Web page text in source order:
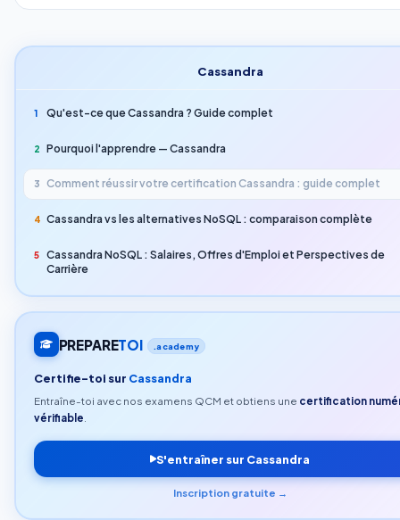
Cassandra
1 Qu'est-ce que Cassandra ? Guide complet
2 Pourquoi l'apprendre — Cassandra
3 Comment réussir votre certification Cassandra : guide complet
4 Cassandra vs les alternatives NoSQL : comparaison complète
5
Cassandra NoSQL : Salaires, Offres d'Emploi et Perspectives de
Carrière
PREPARETOI .academy
Certifie-toi sur Cassandra
Entraîne-toi avec nos examens QCM et obtiens une certification
vérifiable.
S'entraîner sur Cassandra
Inscription gratuite →